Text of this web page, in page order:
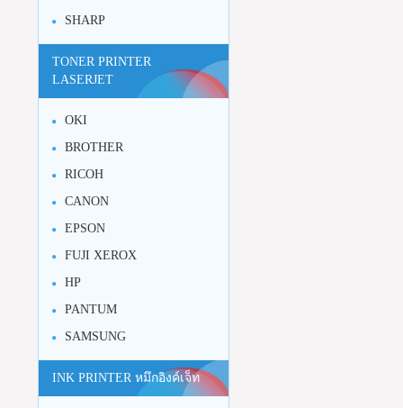
SHARP
TONER PRINTER
LASERJET
OKI
BROTHER
RICOH
CANON
EPSON
FUJI XEROX
HP
PANTUM
SAMSUNG
INK PRINTER หมึกอิงค์เจ็ท